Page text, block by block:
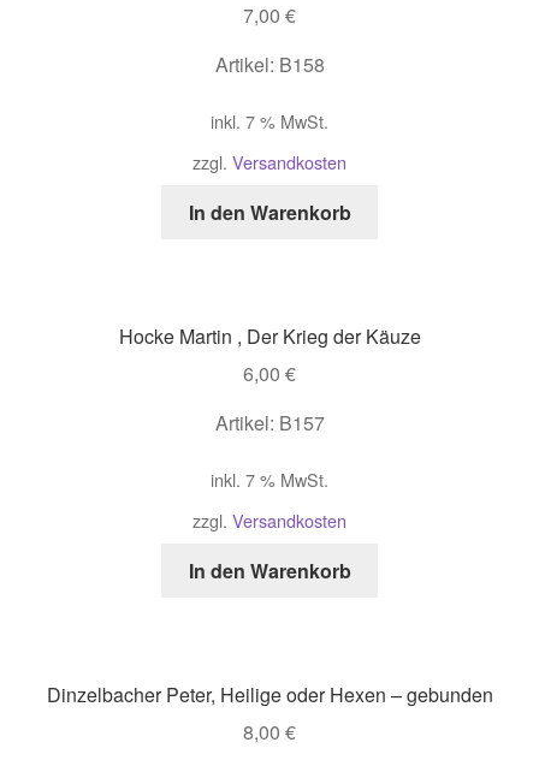
7,00 €
Artikel: B158
inkl. 7 % MwSt.
zzgl. Versandkosten
In den Warenkorb
Hocke Martin , Der Krieg der Käuze
6,00 €
Artikel: B157
inkl. 7 % MwSt.
zzgl. Versandkosten
In den Warenkorb
Dinzelbacher Peter, Heilige oder Hexen – gebunden
8,00 €